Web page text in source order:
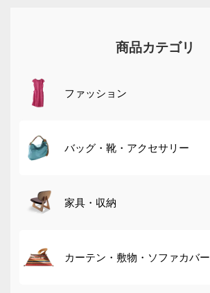
商品カテゴリ
ファッション
バッグ・靴・アクセサリー
家具・収納
カーテン・敷物・ソファカバー